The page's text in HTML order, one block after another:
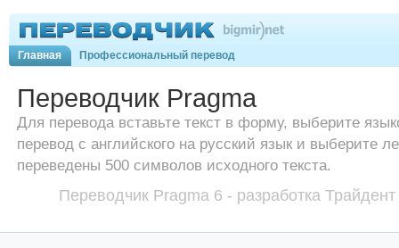
Главная Профессиональный перевод
Переводчик Pragma
Для перевода вставьте текст в форму, выберите
перевод с английского на русский язык и выберите
переведены 500 символов исходного текста.
Переводчик Pragma 6 - разработка